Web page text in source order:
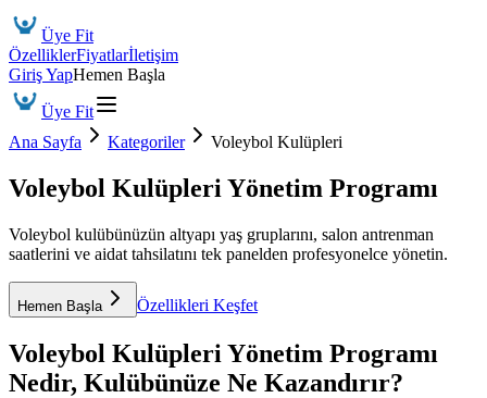
Üye Fit
ÖzelliklerFiyatlarİletişim
Giriş YapHemen Başla
Üye Fit
Ana Sayfa
Kategoriler Voleybol Kulüpleri
Voleybol Kulüpleri Yönetim Programı
Voleybol kulübünüzün altyapı yaş gruplarını, salon antrenman
saatlerini ve aidat tahsilatını tek panelden profesyonelce yönetin.
Hemen Başla Özellikleri Keşfet
Voleybol Kulüpleri Yönetim Programı
Nedir, Kulübünüze Ne Kazandırır?